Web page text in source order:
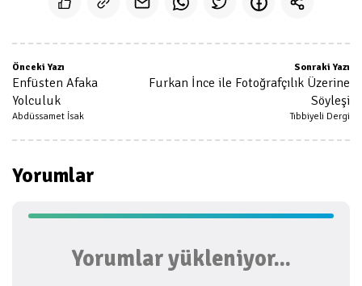
Önceki Yazı
Enfüsten Afaka
Yolculuk
Abdüssamet İsak
Sonraki Yazı
Furkan İnce ile Fotoğrafçılık Üzerine
Söyleşi
Tıbbiyeli Dergi
Yorumlar
Yorumlar yükleniyor...